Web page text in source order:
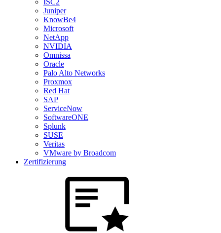
ISC2
Juniper
KnowBe4
Microsoft
NetApp
NVIDIA
Omnissa
Oracle
Palo Alto Networks
Proxmox
Red Hat
SAP
ServiceNow
SoftwareONE
Splunk
SUSE
Veritas
VMware by Broadcom
Zertifizierung